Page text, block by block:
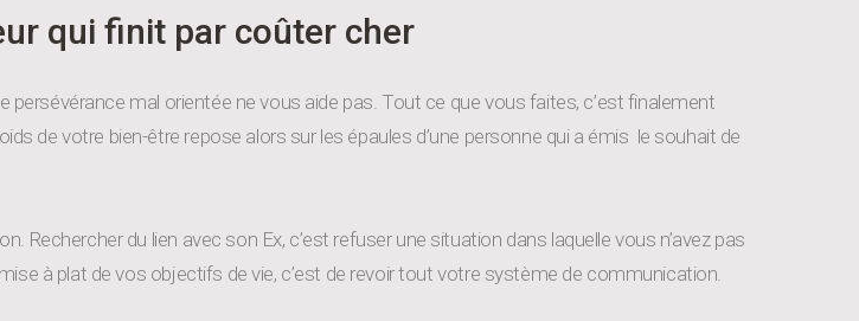
qui finit par coûter cher
persévérance mal orientée ne vous aide pas. Tout ce que vous faites, c’est finalement
de votre bien-être repose alors sur les épaules d’une personne qui a émis le souhait de
du lien avec son Ex, c’est refuser une situation dans laquelle vous n’avez pas
à plat de vos objectifs de vie, c’est de revoir tout votre système de communication.